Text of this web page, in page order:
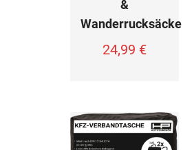
&
Wanderrucksäcke
24,99 €